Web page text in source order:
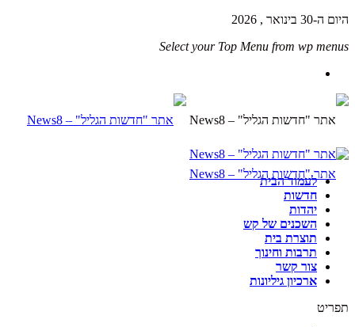
היום ה-30 בינואר , 2026
Select your Top Menu from wp menus
לעמוד הבית
חדשות
יהדות
השכנים של קש
תוצרת בית
תרבות וחינוך
צור קשר
ארכיון גיליונות
תפריט